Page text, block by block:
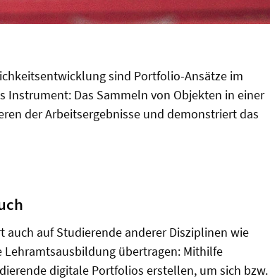
sind Portfolio-Ansätze im
Das Sammeln von Objekten in einer
der Arbeitsergebnisse und demonstriert das
auch auf Studierende anderer Disziplinen wie
übertragen: Mithilfe
digitale Portfolios erstellen, um sich bzw.